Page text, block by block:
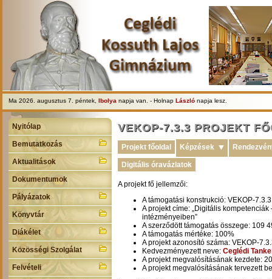
Ma 2026. augusztus 7. péntek, Ibolya napja van. - Holnap László napja lesz.
Nyitólap
Bemutatkozás
Aktualitások
Dokumentumok
Pályázatok
Könyvtár
Diákélet
Közösségi Szolgálat
Felvételi
VEKOP-7.3.3 PROJEKT
Projekt főoldal Képzések ⯆
Digitális óravázlatok
A projekt fő jellemzői:
A támogatási konstrukció: VEKOP-
A projekt címe: „Digitális
intézményeiben”
A szerződött támogatás összege: 109
A támogatás mértéke: 100%
A projekt azonosító száma: VEKOP-
Kedvezményezett neve: Ceglédi
A projekt megvalósításának kezdete:
A projekt megvalósításának tervezett